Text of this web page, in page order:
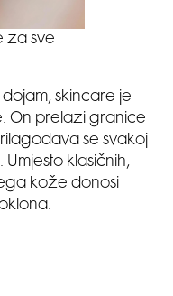
za sve
skincare je
On prelazi granice
se svakoj
klasičnih,
kože donosi